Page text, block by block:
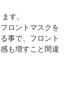
す。
ロントマスクを
事で、フロント
も増すこと間違